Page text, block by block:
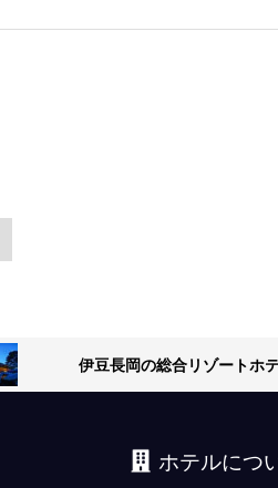
伊豆長岡の総合リゾートホ
ホテルにつ